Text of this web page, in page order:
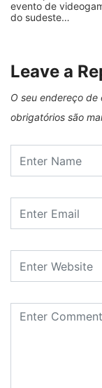
evento de
do sudeste…
Leave a
O seu endereço de
obrigatórios são